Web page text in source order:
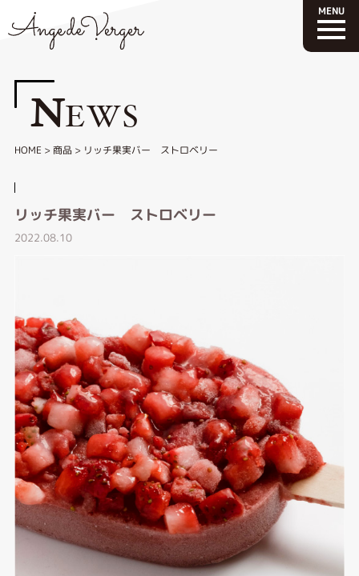
NEWS
HOME >商品> リッチ果実バー ストロベリー
リッチ果実バー ストロベリー
2022.08.10